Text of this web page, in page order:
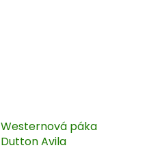
Westernová páka
Dutton Avila